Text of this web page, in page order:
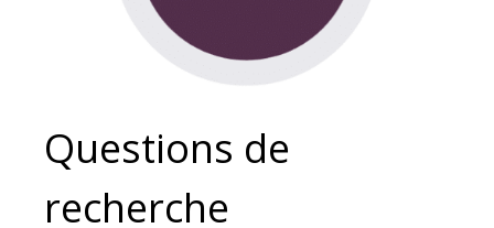
Questions de
recherche